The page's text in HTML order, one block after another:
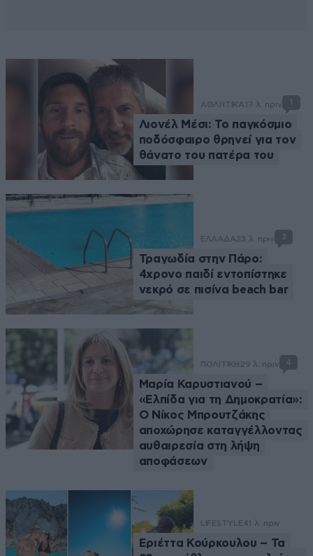
ΑΘΛΗΤΙΚΑ 17 λ. πριν 1
Λιονέλ Μέσι: Το παγκόσμιο
ποδόσφαιρο θρηνεί για τον
θάνατο του πατέρα του
ΕΛΛΑΔΑ23 λ. πριν 2
Τραγωδία στην Πάρο:
4χρονο παιδί εντοπίστηκε
νεκρό σε πισίνα beach bar
ΠΟΛΙΤΙΚΗ29 λ. πριν 4
Μαρία Καρυστιανού –
«Ελπίδα για τη Δημοκρατία»:
Ο Νίκος Μπρουτζάκης
αποχώρησε καταγγέλλοντας
αυθαιρεσία στη λήψη
αποφάσεων
LIFESTYLE41 λ. πριν
Εριέττα Κούρκουλου – Τα